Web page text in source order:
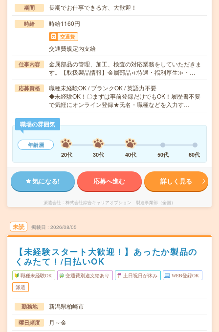
期間 長期でお仕事できる方、大歓迎！
時給 時給1160円
交通費
交通費規定内支給
仕事内容
金属部品の管理、加工、検査の対応業務をしていただきま
す。【取扱製品情報】金属部品≪待遇・福利厚生≫・…
応募資格
職種未経験OK / ブランクOK / 英語力不要
◆未経験OK！〇まずは事前登録だけでもOK！履歴書不要
で気軽にオンライン登録★氏名・職種などを入力す…
職場の雰囲気
年齢層
20代
30代 40代 50代 60代
気になる! 応募へ進む 詳しく見る
派遣会社 株式会社綜合キャリアオプション 製造事業部（全国）
未読 掲載日 2026/08/05
【未経験スタート大歓迎！】あったか製品の
くみたて！/日払いOK
職種未経験OK 交通費別途支給あり 土日祝日が休み WEB登録OK
派遣
勤務地 新潟県柏崎市
曜日頻度 月～金